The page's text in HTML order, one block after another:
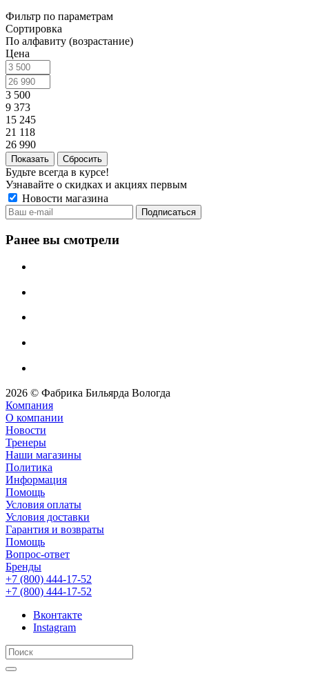
Фильтр по параметрам
Сортировка
По алфавиту (возрастание)
Цена
3 500
9 373
15 245
21 118
26 990
Сбросить
Будьте всегда в курсе!
Узнавайте о скидках и акциях первым
Новости магазина
Ранее вы смотрели
2026 © Фабрика Бильярда Вологда
Компания
О компании
Новости
Тренеры
Наши магазины
Политика
Информация
Помощь
Условия оплаты
Условия доставки
Гарантия и возвраты
Помощь
Вопрос-ответ
Бренды
+7 (800) 444-17-52
+7 (800) 444-17-52
Вконтакте
Instagram